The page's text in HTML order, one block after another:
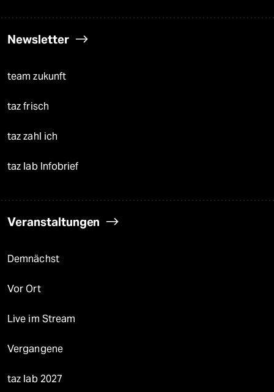
Newsletter
team zukunft
taz frisch
taz zahl ich
taz lab Infobrief
Veranstaltungen
Demnächst
Vor Ort
Live im Stream
Vergangene
taz lab 2027